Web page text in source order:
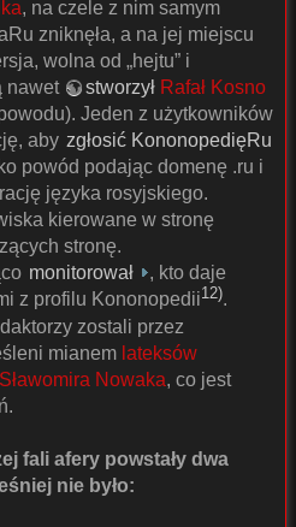
, na czele z nim samym
zniknęła, a na jej miejscu
wolna od „hejtu” i
nawet
stworzył Rafał Kosno
Jeden z użytkowników
aby zgłosić KononopedięRu
powód podając domenę .ru i
języka rosyjskiego.
kierowane w stronę
stronę.
monitorował
, kto daje
z profilu Kononopedii12).
zostali przez
mianem lateksów
Sławomira Nowaka, co jest
fali afery powstały dwa
nie było: